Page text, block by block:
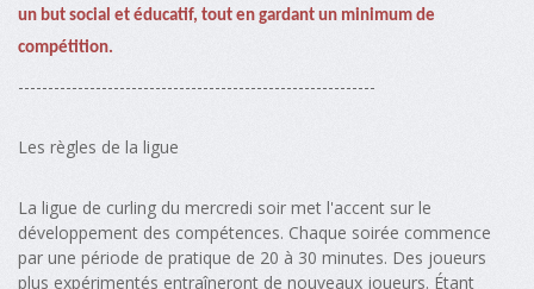
un but social et éducatif, tout en gardant un minimum de
compétition.
------------------------------------------------------------
Les règles de la ligue
La ligue de curling du mercredi soir met l'accent sur le
développement des compétences. Chaque soirée commence
par une période de pratique de 20 à 30 minutes. Des joueurs
plus expérimentés entraîneront de nouveaux joueurs. Étant